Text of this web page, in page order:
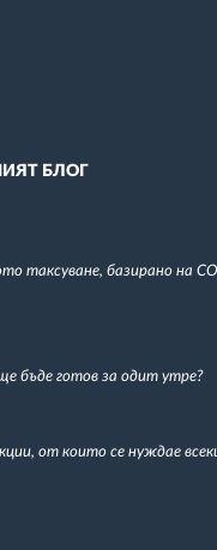
БЛОГ
таксуване, базирано на
бъде готов за одит утре?
от които се нуждае